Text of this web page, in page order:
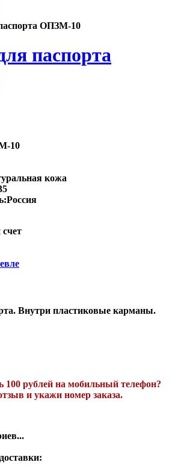
ОПЗМ-10
паспорта
10
кожа
Россия
Внутри пластиковые карманы.
100 рублей на мобильный телефон?
и укажи номер заказа.